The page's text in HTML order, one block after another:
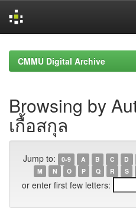
navigationCMMU Digital Archive
Browsing by
เกื้อสกุล
Jump to: 0-9 A B C D
M
N O P Q R S
or enter first few letters: